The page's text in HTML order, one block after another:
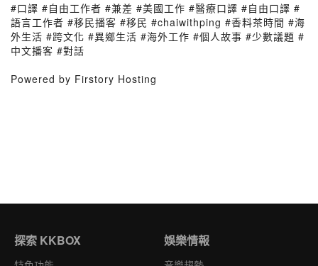
#口譯 #自由工作者 #兼差 #美國工作 #醫療口譯 #自由口譯 #
語言工作者 #移民播客 #移民 #chaiwithping #香料茶時間 #海
外生活 #跨文化 #異鄉生活 #海外工作 #個人故事 #少數議題 #
中文播客 #對話
Powered by Firstory Hosting
探索 KKBOX 娛樂情報